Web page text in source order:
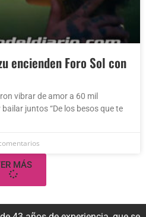
encienden Foro Sol con
vibrar de amor a 60 mil
juntos “De los besos que te
MÁS